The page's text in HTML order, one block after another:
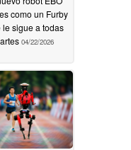
como un Furby
le sigue a todas
04/22/2026